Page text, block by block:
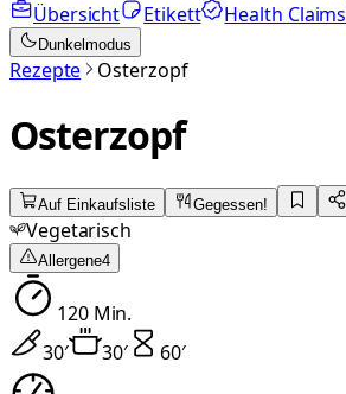
Übersicht
Etikett Health Claims
Dunkelmodus
Rezepte Osterzopf
Osterzopf
Auf Einkaufsliste Gegessen!
Vegetarisch
Allergene4
120Min.
30′ 30′ 60′